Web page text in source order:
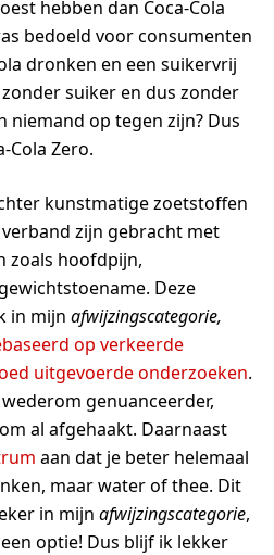
hebben dan Coca-Cola
bedoeld voor consumenten
dronken en een suikervrij
suiker en dus zonder
niemand op tegen zijn? Dus
Cola Zero.
kunstmatige zoetstoffen
zijn gebracht met
zoals hoofdpijn,
Deze
in mijn afwijzingscategorie,
op verkeerde
uitgevoerde onderzoeken.
genuanceerder,
al afgehaakt. Daarnaast
aan dat je beter helemaal
maar water of thee. Dit
in mijn afwijzingscategorie,
optie! Dus blijf ik lekker